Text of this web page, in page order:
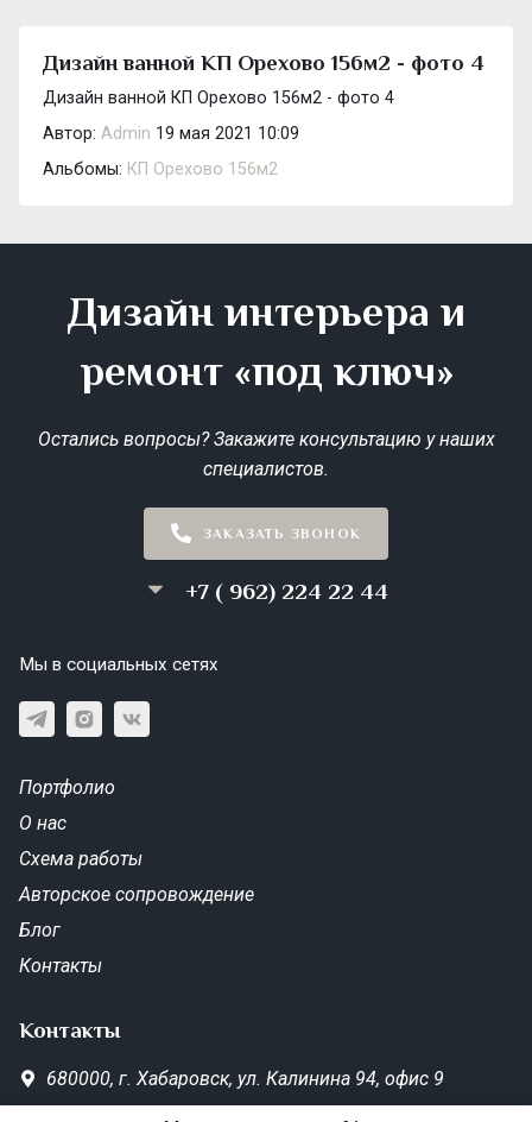
Дизайн ванной КП Орехово 156м2 - фото 4
Дизайн ванной КП Орехово 156м2 - фото 4
Автор: Admin 19 мая 2021 10:09
Альбомы: КП Орехово 156м2
Дизайн интерьера и
ремонт «под ключ»
Остались вопросы? Закажите консультацию у наших
специалистов.
ЗАКАЗАТЬ ЗВОНОК
+7 ( 962) 224 22 44
Мы в социальных сетях
Портфолио
О нас
Схема работы
Авторское сопровождение
Блог
Контакты
Контакты
680000, г. Хабаровск, ул. Калинина 94, офис 9